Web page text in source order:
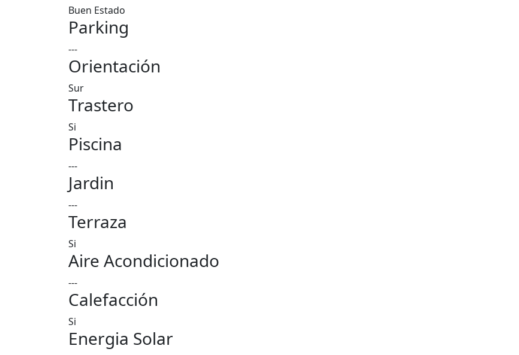
Buen Estado
Parking
---
Orientación
Sur
Trastero
Si
Piscina
---
Jardin
---
Terraza
Si
Aire Acondicionado
---
Calefacción
Si
Energia Solar